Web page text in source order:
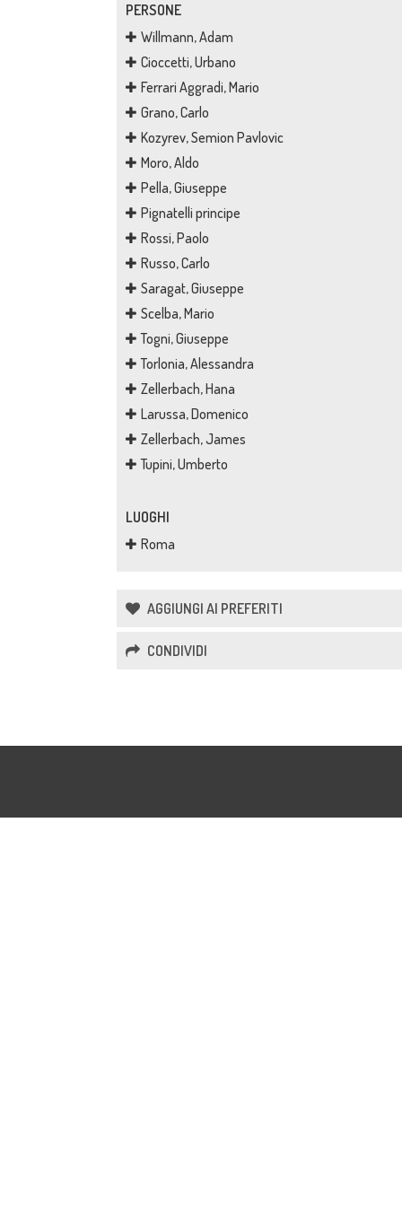
PERSONE
Willmann, Adam
Cioccetti, Urbano
Ferrari Aggradi, Mario
Grano, Carlo
Kozyrev, Semion Pavlovic
Moro, Aldo
Pella, Giuseppe
Pignatelli principe
Rossi, Paolo
Russo, Carlo
Saragat, Giuseppe
Scelba, Mario
Togni, Giuseppe
Torlonia, Alessandra
Zellerbach, Hana
Larussa, Domenico
Zellerbach, James
Tupini, Umberto
LUOGHI
Roma
AGGIUNGI AI PREFERITI
CONDIVIDI